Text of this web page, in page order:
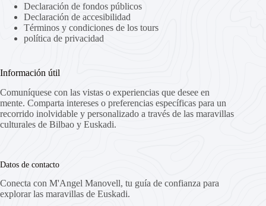
Declaración de fondos públicos
Declaración de accesibilidad
Términos y condiciones de los tours
política de privacidad
Información útil
Comuníquese con las vistas o experiencias que desee en
mente. Comparta intereses o preferencias específicas para un
recorrido inolvidable y personalizado a través de las maravillas
culturales de Bilbao y Euskadi.
Datos de contacto
Conecta con M'Angel Manovell, tu guía de confianza para
explorar las maravillas de Euskadi.